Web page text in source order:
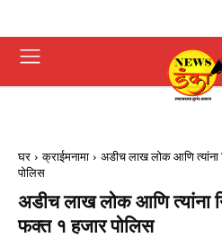
घर क्राईमनामा
अडीच लाख लोक आणि त्यांना
पोलिस
अडीच लाख लोक आणि त्यांना
फक्त १ हजार पोलिस